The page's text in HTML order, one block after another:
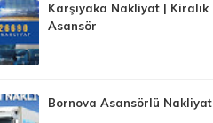
Karşıyaka Nakliyat | Kiralık
Asansör
Bornova Asansörlü Nakliyat